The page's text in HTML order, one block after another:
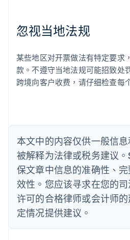
忽视当地法规
某些地区对开票做法有特定要求
款。不遵守当地法规可能招致处
跨境向客户收费，请仔细检查每
本文中的内容仅供一般信
被解释为法律或税务建议
保文章中信息的准确性、
效性。您应该寻求在您的
许可的合格律师或会计师
定情况提供建议。
DeutschEnglish
澳大利亚
巴西
PortuguêsEnglish
保加利亚
English
丹麦
English
德国
DeutschEnglish
法国
FrançaisEnglish
芬兰
EnglishSvenska